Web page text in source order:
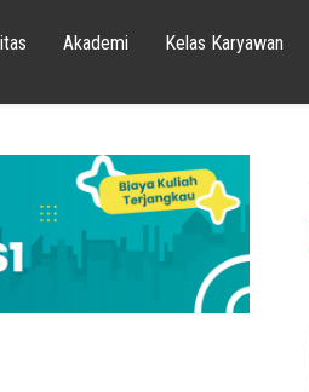
Akademi Kelas Karyawan